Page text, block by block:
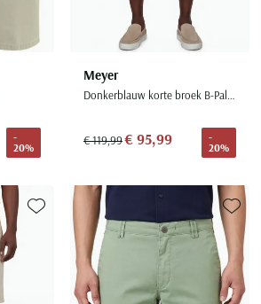
-
20%
Meyer
Donkerblauw korte broek B-Palma katoen
€ 119,99€ 95,99
-
20%
Toevoegen aan favorieten